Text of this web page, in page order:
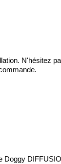
N'hésitez